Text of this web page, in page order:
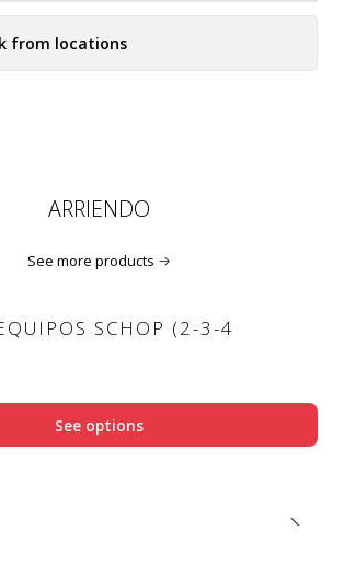
from locations
ARRIENDO
See more products
SCHOP (2-3-4
See options